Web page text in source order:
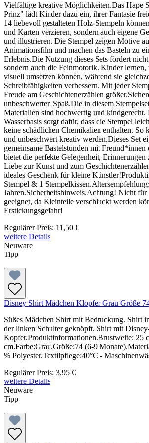
Vielfältige kreative Möglichkeiten.Das Hape
Prinz" lädt Kinder dazu ein, ihrer Fantasie
14 liebevoll gestalteten Holz-Stempeln
und Karten verzieren, sondern auch eigene
und illustrieren. Die Stempel zeigen Motive
Animationsfilm und machen das Basteln zu
Erlebnis.Die Nutzung dieses Sets fördert
sondern auch die Feinmotorik. Kinder lernen,
visuell umsetzen können, während sie
Schreibfähigkeiten verbessern. Mit jeder
Freude am Geschichtenerzählen
unbeschwerten Spaß.Die in diesem
Materialien sind hochwertig und kindgerecht.
Wasserbasis sorgt dafür, dass die Stempel
keine schädlichen Chemikalien enthalten. So
und unbeschwert kreativ werden.Dieses Set
gemeinsame Bastelstunden mit Freund*innen
bietet die perfekte Gelegenheit, Erinnerungen
Liebe zur Kunst und zum
ideales Geschenk für kleine
Stempel & 1
Jahren.Sicherheitshinweis.Achtung! Nicht für
geeignet, da Kleinteile verschluckt werden
Erstickungsgefahr!
Regulärer Preis: 11,50 €
weitere Details
Neuware
Tipp
Disney Shirt Mädchen Klopfer Grau Größe
Süßes Mädchen Shirt mit Bedruckung. Shirt
der linken Schulter geknöpft. Shirt mit
Kopfer.Produktinformationen.Brustweite: 25
cm.Farbe:Grau.Größe:74 (6-9
% Polyester.Textilpflege:40°C -
Regulärer Preis: 3,95 €
weitere Details
Neuware
Tipp